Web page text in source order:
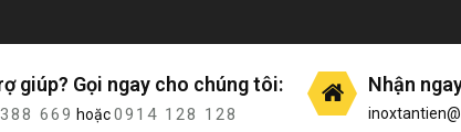
giúp? Gọi ngay cho chúng tôi:
669 hoặc0914 128 128
Nhận